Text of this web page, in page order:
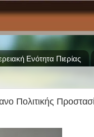
Ενότητα Πιερίας
Πολιτικής